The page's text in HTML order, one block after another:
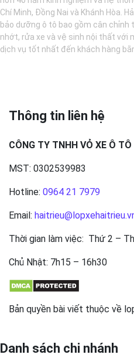
Chí Minh, Đồng Nai và Khánh Hòa.
bảo dưỡng ô tô bao gồm cân
nhớt, rửa xe và vệ sinh nội thất với
dịch vụ tốt nhất đến khách hàng
Thông tin liên hệ
CÔNG TY TNHH VỎ XE Ô TÔ
MST: 0302539983
Hotline: 0964 21 7979
Email:
Thời gian làm việc: Thứ 2 –
Chủ Nhật: 7h15 – 16h30
Bản quyền bài viết thuộc về
Danh sách chi nhánh